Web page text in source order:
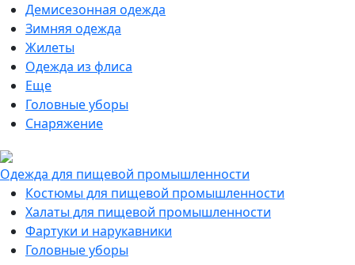
Демисезонная одежда
Зимняя одежда
Жилеты
Одежда из флиса
Еще
Головные уборы
Снаряжение
Одежда для пищевой промышленности
Костюмы для пищевой промышленности
Халаты для пищевой промышленности
Фартуки и нарукавники
Головные уборы